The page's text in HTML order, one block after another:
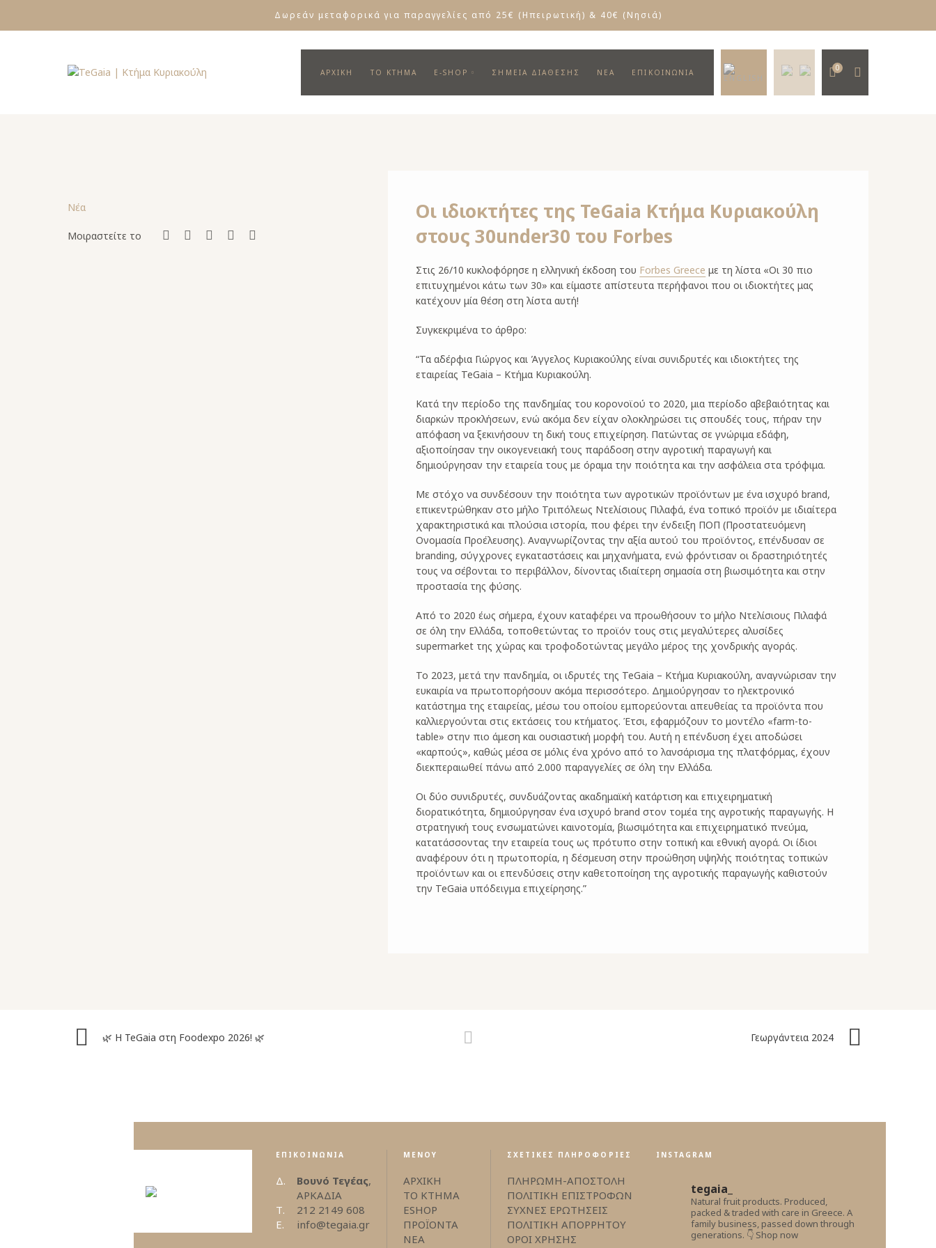
Δωρεάν μεταφορικά για παραγγελίες από 25€ (Ηπειρωτική) & 40€ (Νησιά)
ΑΡΧΙΚΗ ΤΟ ΚΤΗΜΑ E-SHOP ΣΗΜΕΊΑ ΔΙΆΘΕΣΗΣ ΝΕΑ ΕΠΙΚΟΙΝΩΝΙΑ 0
Νέα
Μοιραστείτε το
Οι ιδιοκτήτες της TeGaia Κτήμα Κυριακούλη
στους 30under30 του Forbes
Στις 26/10 κυκλοφόρησε η ελληνική έκδοση του Forbes Greece με τη λίστα «Οι 30 πιο
επιτυχημένοι κάτω των 30» και είμαστε απίστευτα περήφανοι που οι ιδιοκτήτες μας
κατέχουν μία θέση στη λίστα αυτή!
Συγκεκριμένα το άρθρο:
“Τα αδέρφια Γιώργος και Άγγελος Κυριακούλης είναι συνιδρυτές και ιδιοκτήτες της
εταιρείας TeGaia – Κτήμα Κυριακούλη.
Κατά την περίοδο της πανδημίας του κορονοϊού το 2020, μια περίοδο αβεβαιότητας και
διαρκών προκλήσεων, ενώ ακόμα δεν είχαν ολοκληρώσει τις σπουδές τους, πήραν την
απόφαση να ξεκινήσουν τη δική τους επιχείρηση. Πατώντας σε γνώριμα εδάφη,
αξιοποίησαν την οικογενειακή τους παράδοση στην αγροτική παραγωγή και
δημιούργησαν την εταιρεία τους με όραμα την ποιότητα και την ασφάλεια στα τρόφιμα.
Με στόχο να συνδέσουν την ποιότητα των αγροτικών προϊόντων με ένα ισχυρό brand,
επικεντρώθηκαν στο μήλο Τριπόλεως Ντελίσιους Πιλαφά, ένα τοπικό προϊόν με ιδιαίτερα
χαρακτηριστικά και πλούσια ιστορία, που φέρει την ένδειξη ΠΟΠ (Προστατευόμενη
Ονομασία Προέλευσης). Αναγνωρίζοντας την αξία αυτού του προϊόντος, επένδυσαν σε
branding, σύγχρονες εγκαταστάσεις και μηχανήματα, ενώ φρόντισαν οι δραστηριότητές
τους να σέβονται το περιβάλλον, δίνοντας ιδιαίτερη σημασία στη βιωσιμότητα και στην
προστασία της φύσης.
Από το 2020 έως σήμερα, έχουν καταφέρει να προωθήσουν το μήλο Ντελίσιους Πιλαφά
σε όλη την Ελλάδα, τοποθετώντας το προϊόν τους στις μεγαλύτερες αλυσίδες
supermarket της χώρας και τροφοδοτώντας μεγάλο μέρος της χονδρικής αγοράς.
Το 2023, μετά την πανδημία, οι ιδρυτές της TeGaia – Κτήμα Κυριακούλη, αναγνώρισαν την
ευκαιρία να πρωτοπορήσουν ακόμα περισσότερο. Δημιούργησαν το ηλεκτρονικό
κατάστημα της εταιρείας, μέσω του οποίου εμπορεύονται απευθείας τα προϊόντα που
καλλιεργούνται στις εκτάσεις του κτήματος. Έτσι, εφαρμόζουν το μοντέλο «farm-to-
table» στην πιο άμεση και ουσιαστική μορφή του. Αυτή η επένδυση έχει αποδώσει
«καρπούς», καθώς μέσα σε μόλις ένα χρόνο από το λανσάρισμα της πλατφόρμας, έχουν
διεκπεραιωθεί πάνω από 2.000 παραγγελίες σε όλη την Ελλάδα.
Οι δύο συνιδρυτές, συνδυάζοντας ακαδημαϊκή κατάρτιση και επιχειρηματική
διορατικότητα, δημιούργησαν ένα ισχυρό brand στον τομέα της αγροτικής παραγωγής. Η
στρατηγική τους ενσωματώνει καινοτομία, βιωσιμότητα και επιχειρηματικό πνεύμα,
κατατάσσοντας την εταιρεία τους ως πρότυπο στην τοπική και εθνική αγορά. Οι ίδιοι
αναφέρουν ότι η πρωτοπορία, η δέσμευση στην προώθηση υψηλής ποιότητας τοπικών
προϊόντων και οι επενδύσεις στην καθετοποίηση της αγροτικής παραγωγής καθιστούν
την TeGaia υπόδειγμα επιχείρησης.”
🌿 Η TeGaia στη Foodexpo 2026! 🌿 Γεωργάντεια 2024
ΕΠΙΚΟΙΝΩΝΙΑ
Δ. Βουνό Τεγέας,
ΑΡΚΑΔΙΑ
Τ.
212 2149 608
E.
info@tegaia.gr
ΜΕΝΟΥ
ΑΡΧΙΚΗ
ΤΟ ΚΤΗΜΑ
ESHOP
ΠΡΟΪΟΝΤΑ
ΝΕΑ
ΣΧΕΤΙΚΕΣ ΠΛΗΡΟΦΟΡΙΕΣ
ΠΛΗΡΩΜΗ-ΑΠΟΣΤΟΛΗ
ΠΟΛΙΤΙΚΗ ΕΠΙΣΤΡΟΦΩΝ
ΣΥΧΝΕΣ ΕΡΩΤΗΣΕΙΣ
ΠΟΛΙΤΙΚΗ ΑΠΟΡΡΗΤΟΥ
ΟΡΟΙ ΧΡΗΣΗΣ
INSTAGRAM
tegaia_
Natural fruit products. Produced,
packed & traded with care in Greece. A
family business, passed down through
generations. 👇 Shop now